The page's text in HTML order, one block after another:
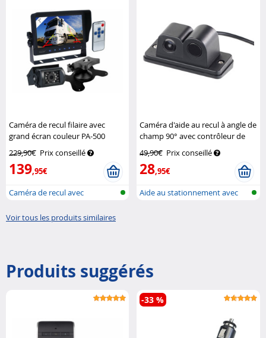
Caméra de recul filaire avec
grand écran couleur PA-500
229,90€ Prix conseillé
139,95€
Caméra de recul avec
Caméra d'aide au recul à angle de
champ 90° avec contrôleur de
49,90€ Prix conseillé
28,95€
Aide au stationnement avec
Voir tous les produits similaires
Produits suggérés
-33 %